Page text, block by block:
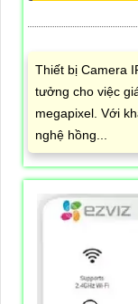
Thiết bị Camera
tưởng cho việc
megapixel. Với
nghệ hồng...